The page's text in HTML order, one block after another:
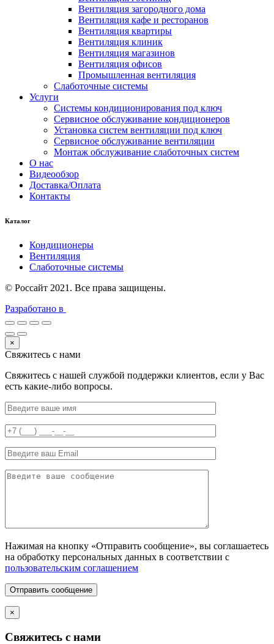
Вентиляция загородного дома
Вентиляция кафе и ресторанов
Вентиляция квартиры
Вентиляция клиник
Вентиляция магазинов
Вентиляция офисов
Промышленная вентиляция
Слаботочные системы
Услуги
Системы кондиционирования под ключ
Сервисное обслуживание кондиционеров
Установка систем вентиляции под ключ
Сервисное обслуживание вентиляции
Монтаж обслуживание слаботочных систем
О нас
Видеообзор
Доставка/Оплата
Контакты
Каталог
Кондиционеры
Вентиляция
Слаботочные системы
© Россайт 2021. Все права защищены.
Разработано в
×
Свяжитесь с нами
Свяжитесь с нашей службой поддержки клиентов, если у Вас
есть какие-либо вопросы.
Нажимая на кнопку «Отправить сообщение», вы соглашаетесь
на обработку персональных данных в соответствии с
пользовательским соглашением
Отправить сообщение
×
Свяжитесь с нами